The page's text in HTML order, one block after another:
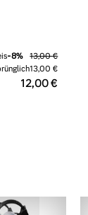
12,00 €
-8%
13,00 €
13,00 €